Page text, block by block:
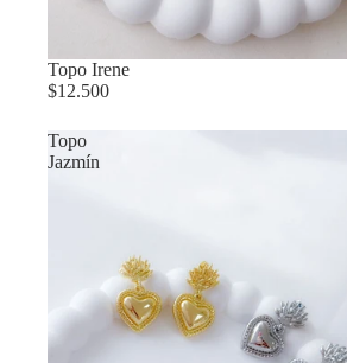
Topo Irene
$12.500
Topo
Jazmín